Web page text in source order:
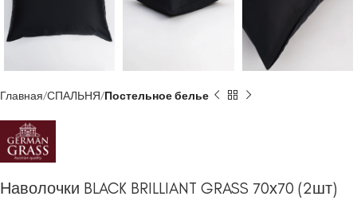
Главная СПАЛЬНЯ Постельное белье
Наволочки BLACK BRILLIANT GRASS 70х70 (2шт)